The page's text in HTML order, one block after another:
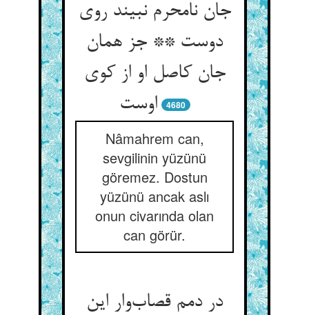
جان نامحرم نبیند روی
دوست ** جز همان
جان کاصل او از کوی
اوست
4680
Nâmahrem can,
sevgilinin yüzünü
göremez. Dostun
yüzünü ancak aslı
onun civarında olan
can görür.
در دمم قصاب‌وار این